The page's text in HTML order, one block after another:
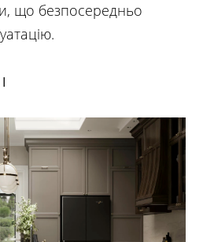
що безпосередньо